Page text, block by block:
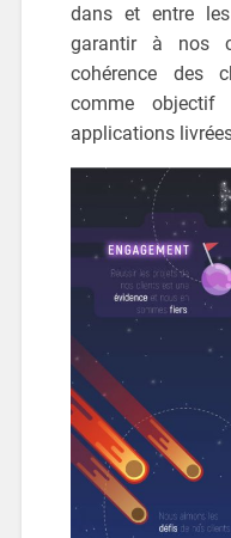
dans et entre
garantir à nos
cohérence des
comme
applications